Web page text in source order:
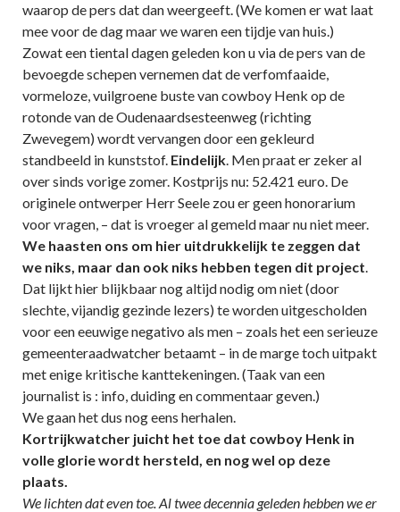
waarop de pers dat dan weergeeft. (We komen er wat laat
mee voor de dag maar we waren een tijdje van huis.)
Zowat een tiental dagen geleden kon u via de pers van de
bevoegde schepen vernemen dat de verfomfaaide,
vormeloze, vuilgroene buste van cowboy Henk op de
rotonde van de Oudenaardsesteenweg (richting
Zwevegem) wordt vervangen door een gekleurd
standbeeld in kunststof. Eindelijk. Men praat er zeker al
over sinds vorige zomer. Kostprijs nu: 52.421 euro. De
originele ontwerper Herr Seele zou er geen honorarium
voor vragen, – dat is vroeger al gemeld maar nu niet meer.
We haasten ons om hier uitdrukkelijk te zeggen dat
we niks, maar dan ook niks hebben tegen dit project.
Dat lijkt hier blijkbaar nog altijd nodig om niet (door
slechte, vijandig gezinde lezers) te worden uitgescholden
voor een eeuwige negativo als men – zoals het een serieuze
gemeenteraadwatcher betaamt – in de marge toch uitpakt
met enige kritische kanttekeningen. (Taak van een
journalist is : info, duiding en commentaar geven.)
We gaan het dus nog eens herhalen.
Kortrijkwatcher juicht het toe dat cowboy Henk in
volle glorie wordt hersteld, en nog wel op deze
plaats.
We lichten dat even toe. Al twee decennia geleden hebben we er